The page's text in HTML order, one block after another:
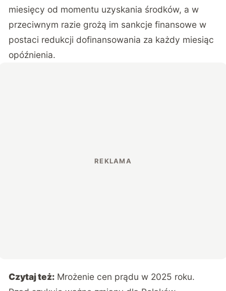
miesięcy od momentu uzyskania środków, a w
przeciwnym razie grożą im sankcje finansowe w
postaci redukcji dofinansowania za każdy miesiąc
opóźnienia.
Czytaj też: Mrożenie cen prądu w 2025 roku.